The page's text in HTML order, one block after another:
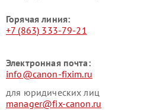
Горячая линия:
+7 (863) 333-79-21
Электронная почта:
info@canon-fixim.ru
для юридических лиц
manager@fix-canon.ru